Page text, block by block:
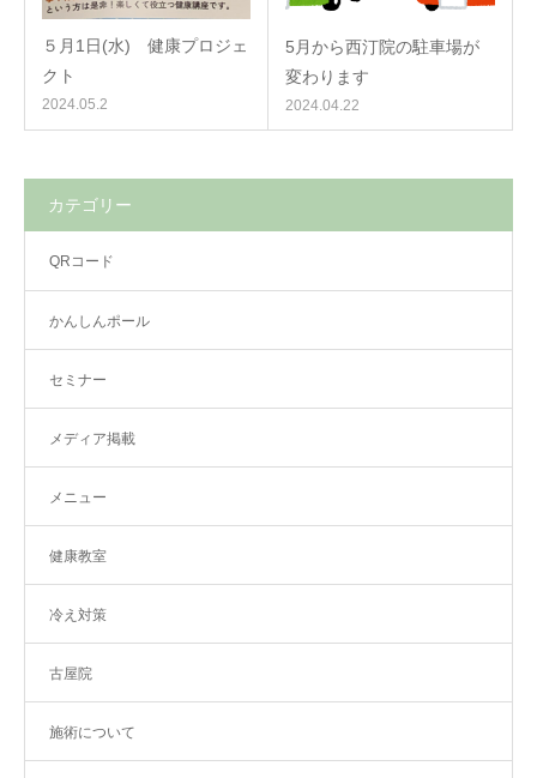
５月1日(水) 健康プロジェ
クト
2024.05.2
5月から西汀院の駐車場が
変わります
2024.04.22
カテゴリー
QRコード
かんしんポール
セミナー
メディア掲載
メニュー
健康教室
冷え対策
古屋院
施術について